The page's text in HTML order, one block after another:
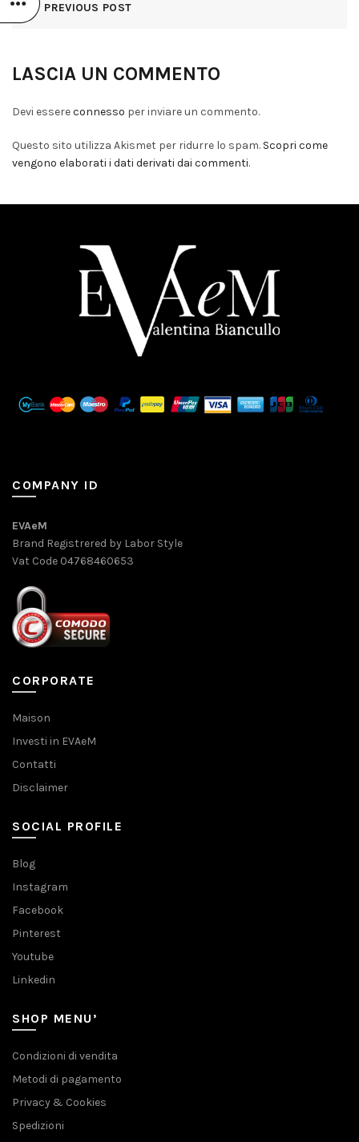
PREVIOUS POST
LASCIA UN COMMENTO
Devi essereconnesso per inviare un commento.
Questo sito utilizza Akismet per ridurre lo spam. Scopri come
vengono elaborati i dati derivati dai commenti.
COMPANY ID
EVAeM
Brand Registrered by Labor Style
Vat Code 04768460653
CORPORATE
Maison
Investi in EVAeM
Contatti
Disclaimer
SOCIAL PROFILE
Blog
Instagram
Facebook
Pinterest
Youtube
Linkedin
SHOP MENU’
Condizioni di vendita
Metodi di pagamento
Privacy & Cookies
Spedizioni